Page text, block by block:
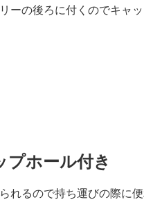
ーの後ろに付くのでキャ
ホール付き
れるので持ち運びの際に